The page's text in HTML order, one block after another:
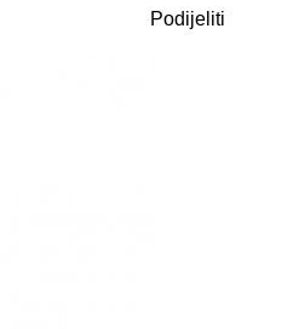
Podijeliti